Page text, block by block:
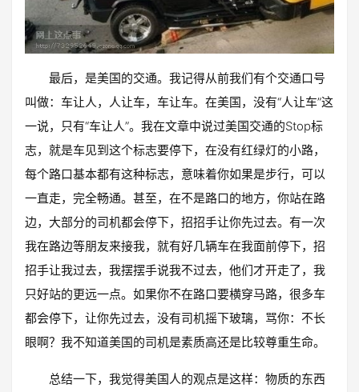
最后，是美国的交通。我记得从前我们有个交通口号
叫做：车让人，人让车，车让车。在美国，没有“人让车”这
一说，只有“车让人”。我在文章中说过美国交通的Stop标
志，就是车见到这个标志要停下，在没有红绿灯的小路，
每个路口基本都有这种标志，意味着你如果是步行，可以
一直走，完全畅通。甚至，在不是路口的地方，你站在路
边，大部分的司机都会停下，招招手让你先过去。有一次
我在路边等朋友来接我，就有好几辆车在我面前停下，招
招手让我过去，我摆摆手说我不过去，他们才开走了，我
只好站的更远一点。如果你不在路口要横穿马路，很多车
都会停下，让你先过去，没有司机摇下玻璃，骂你：不长
眼啊？我不知道美国的司机是素质高还是比较尊重生命。
总结一下，我觉得美国人的观点是这样：物质的东西